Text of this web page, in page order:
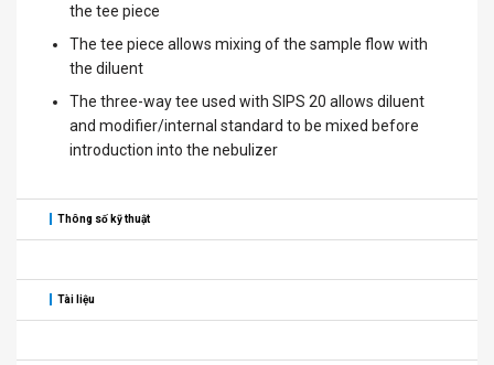
the tee piece
The tee piece allows mixing of the sample flow with
the diluent
The three-way tee used with SIPS 20 allows diluent
and modifier/internal standard to be mixed before
introduction into the nebulizer
Thông số kỹ thuật
Tài liệu